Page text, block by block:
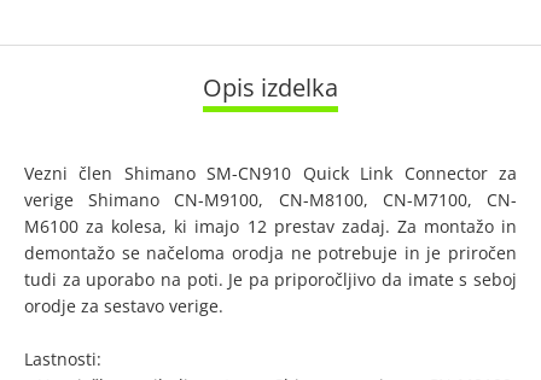
Opis izdelka
Vezni člen Shimano SM-CN910 Quick Link Connector za
verige Shimano CN-M9100, CN-M8100, CN-M7100, CN-
M6100 za kolesa, ki imajo 12 prestav zadaj. Za montažo in
demontažo se načeloma orodja ne potrebuje in je priročen
tudi za uporabo na poti. Je pa priporočljivo da imate s seboj
orodje za sestavo verige.
Lastnosti: